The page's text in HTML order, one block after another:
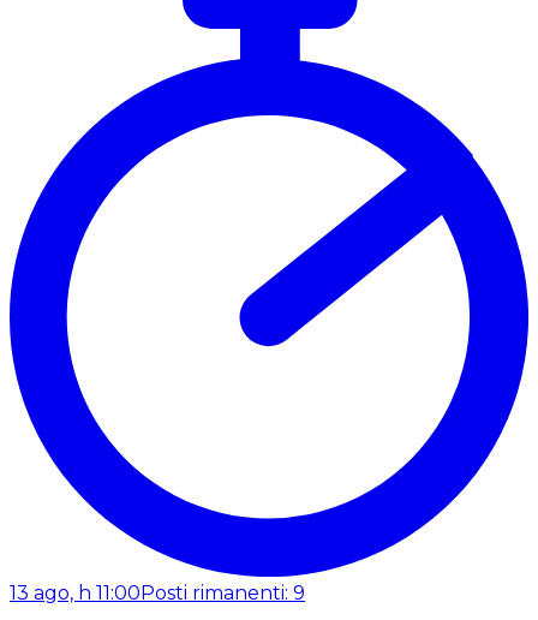
13 ago, h 11:00 Posti rimanenti: 9